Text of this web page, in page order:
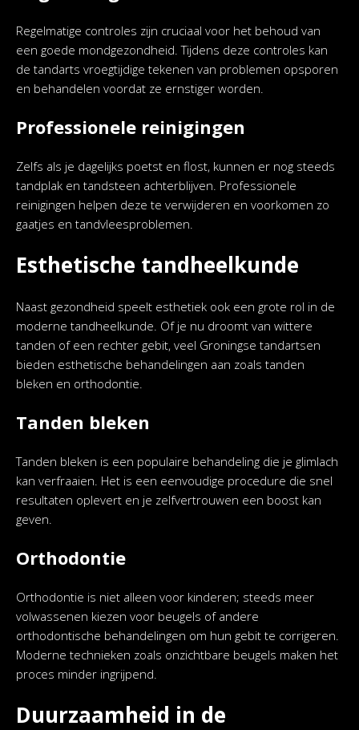
Regelmatige controles zijn cruciaal voor het behoud van
een goede mondgezondheid. Tijdens deze controles kan
de tandarts vroegtijdige tekenen van problemen opsporen
en behandelen voordat ze ernstiger worden.
Professionele reinigingen
Zelfs als je dagelijks poetst en flost, kunnen er nog steeds
tandplak en tandsteen achterblijven. Professionele
reinigingen helpen deze te verwijderen en voorkomen zo
gaatjes en tandvleesproblemen.
Esthetische tandheelkunde
Naast gezondheid speelt esthetiek ook een grote rol in de
moderne tandheelkunde. Of je nu droomt van wittere
tanden of een rechter gebit, veel Groningse tandartsen
bieden esthetische behandelingen aan zoals tanden
bleken en orthodontie.
Tanden bleken
Tanden bleken is een populaire behandeling die je glimlach
kan verfraaien. Het is een eenvoudige procedure die snel
resultaten oplevert en je zelfvertrouwen een boost kan
geven.
Orthodontie
Orthodontie is niet alleen voor kinderen; steeds meer
volwassenen kiezen voor beugels of andere
orthodontische behandelingen om hun gebit te corrigeren.
Moderne technieken zoals onzichtbare beugels maken het
proces minder ingrijpend.
Duurzaamheid in de